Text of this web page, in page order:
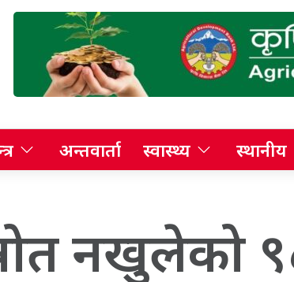
अन्तवार्ता स्वास्थ्य स्थानीय